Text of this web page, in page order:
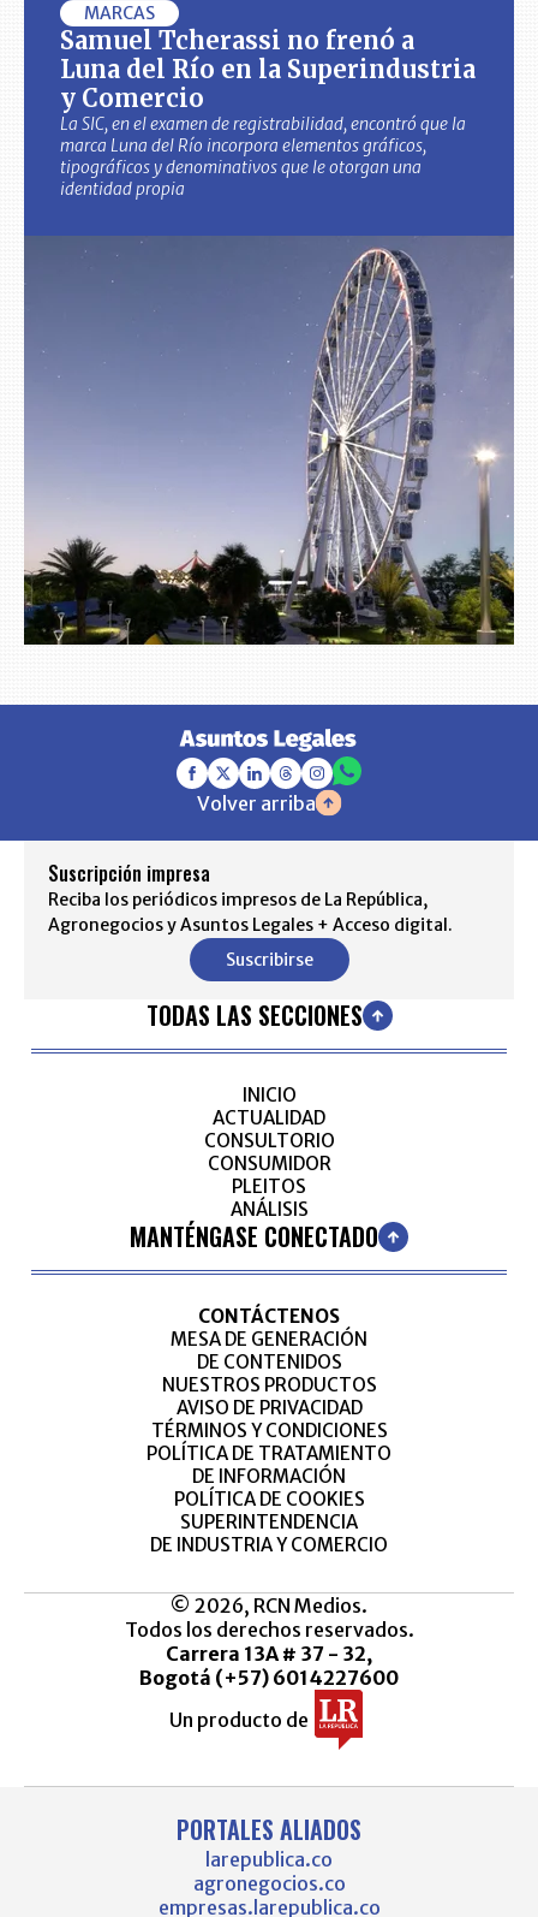
MARCAS
Samuel Tcherassi no frenó a
Luna del Río en la Superindustria
y Comercio
La SIC, en el examen de registrabilidad, encontró que la
marca Luna del Río incorpora elementos gráficos,
tipográficos y denominativos que le otorgan una
identidad propia
Volver arriba
Suscripción impresa
Reciba los periódicos impresos de La República,
Agronegocios y Asuntos Legales + Acceso digital.
Suscribirse
TODAS LAS SECCIONES
INICIO
ACTUALIDAD
CONSULTORIO
CONSUMIDOR
PLEITOS
ANÁLISIS
MANTÉNGASE CONECTADO
CONTÁCTENOS
MESA DE GENERACIÓN
DE CONTENIDOS
NUESTROS PRODUCTOS
AVISO DE PRIVACIDAD
TÉRMINOS Y CONDICIONES
POLÍTICA DE TRATAMIENTO
DE INFORMACIÓN
POLÍTICA DE COOKIES
SUPERINTENDENCIA
DE INDUSTRIA Y COMERCIO
© 2026, RCN Medios.
Todos los derechos reservados.
Carrera 13A # 37 - 32,
Bogotá (+57) 6014227600
Un producto de
PORTALES ALIADOS
larepublica.co
agronegocios.co
empresas.larepublica.co